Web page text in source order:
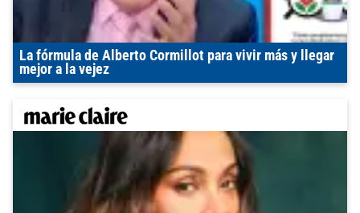
La fórmula de Alberto Cormillot para vivir más y llegar
mejor a la vejez